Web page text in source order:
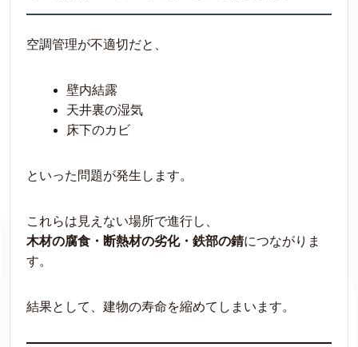
空調管理が不適切だと、
壁内結露
天井裏の湿気
床下のカビ
といった問題が発生します。
これらは見えない場所で進行し、
木材の腐食・断熱材の劣化・鉄部の錆につながりま
す。
結果として、建物の寿命を縮めてしまいます。